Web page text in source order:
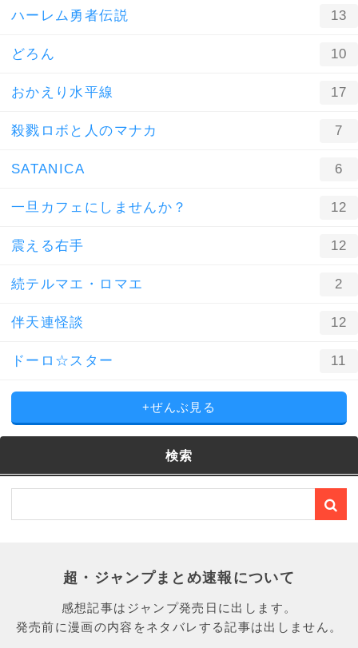
ハーレム勇者伝説 13
どろん 10
おかえり水平線 17
殺戮ロボと人のマナカ 7
SATANICA 6
一旦カフェにしませんか？ 12
震える右手 12
続テルマエ・ロマエ 2
伴天連怪談 12
ドーロ☆スター 11
+ぜんぶ見る
検索
超・ジャンプまとめ速報について
感想記事はジャンプ発売日に出します。
発売前に漫画の内容をネタバレする記事は出しません。